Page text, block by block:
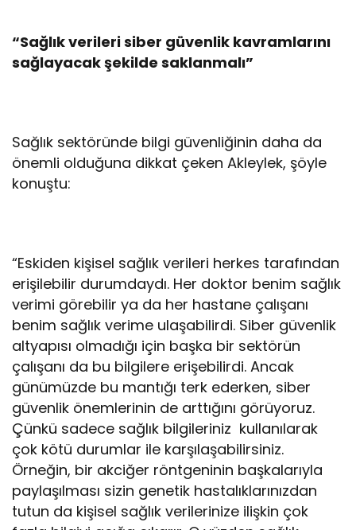
“Sağlık verileri siber güvenlik kavramlarını
sağlayacak şekilde saklanmalı”
Sağlık sektöründe bilgi güvenliğinin daha da
önemli olduğuna dikkat çeken Akleylek, şöyle
konuştu:
“Eskiden kişisel sağlık verileri herkes tarafından
erişilebilir durumdaydı. Her doktor benim sağlık
verimi görebilir ya da her hastane çalışanı
benim sağlık verime ulaşabilirdi. Siber güvenlik
altyapısı olmadığı için başka bir sektörün
çalışanı da bu bilgilere erişebilirdi. Ancak
günümüzde bu mantığı terk ederken, siber
güvenlik önemlerinin de arttığını görüyoruz.
Çünkü sadece sağlık bilgileriniz kullanılarak
çok kötü durumlar ile karşılaşabilirsiniz.
Örneğin, bir akciğer röntgeninin başkalarıyla
paylaşılması sizin genetik hastalıklarınızdan
tutun da kişisel sağlık verilerinize ilişkin çok